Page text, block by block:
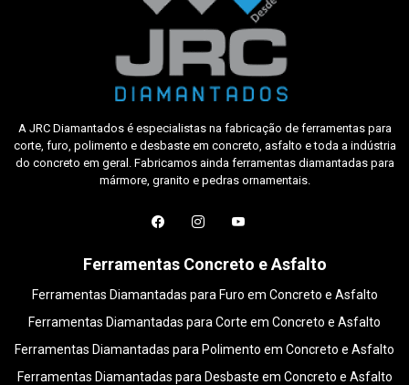
A JRC Diamantados é especialistas na fabricação de ferramentas para
corte, furo, polimento e desbaste em concreto, asfalto e toda a indústria
do concreto em geral. Fabricamos ainda ferramentas diamantadas para
mármore, granito e pedras ornamentais.
Ferramentas Concreto e Asfalto
Ferramentas Diamantadas para Furo em Concreto e Asfalto
Ferramentas Diamantadas para Corte em Concreto e Asfalto
Ferramentas Diamantadas para Polimento em Concreto e Asfalto
Ferramentas Diamantadas para Desbaste em Concreto e Asfalto